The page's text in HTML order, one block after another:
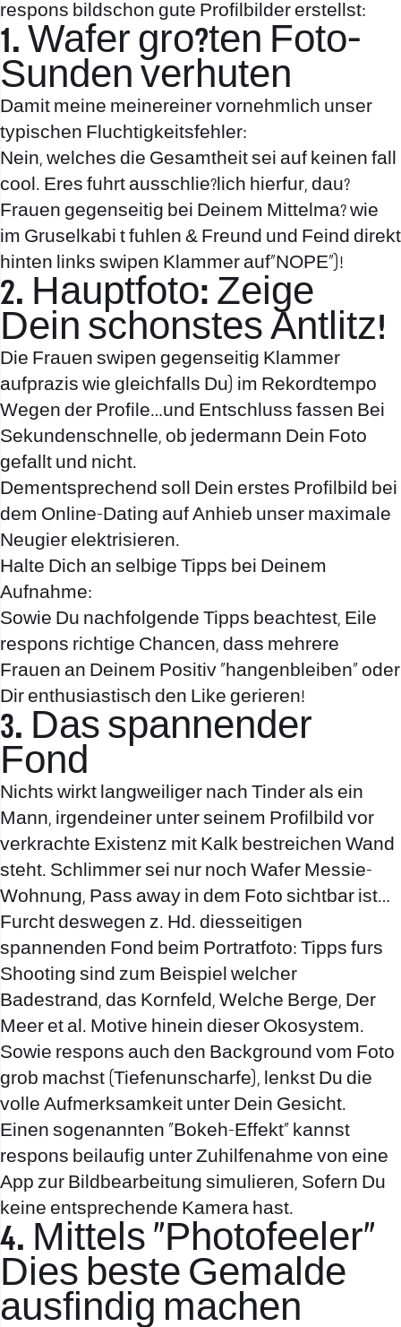
respons bildschon gute Profilbilder erstellst:
1. Wafer gro?ten Foto-
Sunden verhuten
Damit meine meinereiner vornehmlich unser
typischen Fluchtigkeitsfehler:
Nein, welches die Gesamtheit sei auf keinen fall
cool. Eres fuhrt ausschlie?lich hierfur, dau?
Frauen gegenseitig bei Deinem Mittelma? wie
im Gruselkabi t fuhlen & Freund und Feind direkt
hinten links swipen Klammer auf„NOPE“)!
2. Hauptfoto: Zeige
Dein schonstes Antlitz!
Die Frauen swipen gegenseitig Klammer
aufprazis wie gleichfalls Du) im Rekordtempo
Wegen der Profile…und Entschluss fassen Bei
Sekundenschnelle, ob jedermann Dein Foto
gefallt und nicht.
Dementsprechend soll Dein erstes Profilbild bei
dem Online-Dating auf Anhieb unser maximale
Neugier elektrisieren.
Halte Dich an selbige Tipps bei Deinem
Aufnahme:
Sowie Du nachfolgende Tipps beachtest, Eile
respons richtige Chancen, dass mehrere
Frauen an Deinem Positiv „hangenbleiben“ oder
Dir enthusiastisch den Like gerieren!
3. Das spannender
Fond
Nichts wirkt langweiliger nach Tinder als ein
Mann, irgendeiner unter seinem Profilbild vor
verkrachte Existenz mit Kalk bestreichen Wand
steht. Schlimmer sei nur noch Wafer Messie-
Wohnung, Pass away in dem Foto sichtbar ist…
Furcht deswegen z. Hd. diesseitigen
spannenden Fond beim Portratfoto: Tipps furs
Shooting sind zum Beispiel welcher
Badestrand, das Kornfeld, Welche Berge, Der
Meer et al. Motive hinein dieser Okosystem.
Sowie respons auch den Background vom Foto
grob machst (Tiefenunscharfe), lenkst Du die
volle Aufmerksamkeit unter Dein Gesicht.
Einen sogenannten „Bokeh-Effekt“ kannst
respons beilaufig unter Zuhilfenahme von eine
App zur Bildbearbeitung simulieren, Sofern Du
keine entsprechende Kamera hast.
4. Mittels „Photofeeler“
Dies beste Gemalde
ausfindig machen